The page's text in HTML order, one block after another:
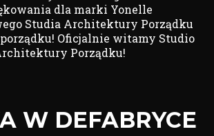
dla marki Yonelle
Studia Architektury Porządku
Oficjalnie witamy Studio
Porządku!
W DEFABRYCE